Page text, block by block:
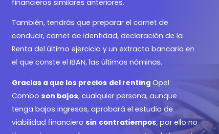
financieros similares anteriores.
También, tendrás que preparar el carnet de
conducir, carnet de identidad, declaración de la
Renta del último ejercicio y un extracto bancario en
el que conste el IBAN, las últimas nóminas.
Gracias a que los precios del renting Opel
Combo son bajos, cualquier persona, aunque
tenga bajos ingresos, aprobará el estudio de
viabilidad financiero sin contratiempos, por ello no